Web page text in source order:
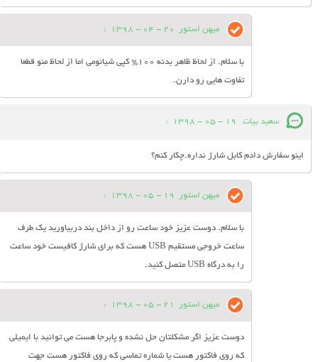
میهن استور 20 - 04 - 1398
:
با سلام. از لحاظ ظاهر بدنه 100% کپی شیائومی اما از لحاظ منو قطعا
تفاوت هایی رو دارن.
سعید بیات 19 - 05 - 1398
:
اینو سفارش دادم کابل شارژ نداره.چکار کنم؟
میهن استور 19 - 05 - 1398
:
با سلام. دوست عزیز خود ساعت رو از داخل بند دربیاورید یک طرف
ساعت خروجی مستقیم USB هست که برای شارژ کافیست خود ساعت
را به درگاه USB متصل کنید.
میهن استور 21 - 05 - 1398
:
دوست عزیز اگر مشکلتان حل نشده و پابرجا هست می توانید با ایمیلی
که روی فاکتور هست یا شماره تماسی که روی فاکتور هست جهت